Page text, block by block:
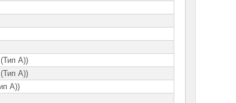
A))
A))
A))